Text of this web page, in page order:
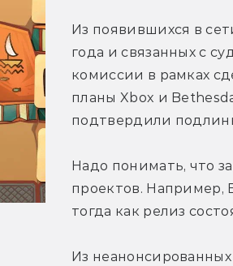
Из появившихся в
года и связанных с
комиссии в рамках
планы Xbox и
подтвердили
Надо понимать, что
проектов. Например,
тогда как релиз
Из